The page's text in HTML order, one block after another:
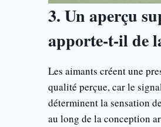
3. Un aperçu
apporte-t-il de
Les aimants créent une
qualité perçue, car le
déterminent la sensation
au long de la conception